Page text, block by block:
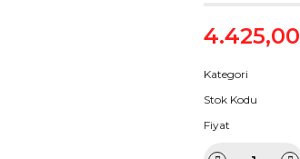
Kategori
Stok Kodu
Fiyat